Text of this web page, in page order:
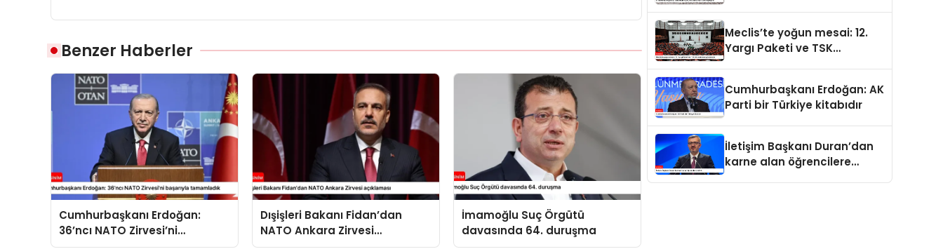
Benzer Haberler
Cumhurbaşkanı Erdoğan:
36’ncı NATO Zirvesi’ni
başarıyla tamamladık
Dışişleri Bakanı Fidan’dan
NATO Ankara Zirvesi
açıklaması
İmamoğlu Suç Örgütü
davasında 64. duruşma
Meclis’te yoğun mesai: 12.
Yargı Paketi ve TSK
Cumhurbaşkanı Erdoğan: AK
Parti bir Türkiye kitabıdır
İletişim Başkanı Duran’dan
karne alan öğrencilere